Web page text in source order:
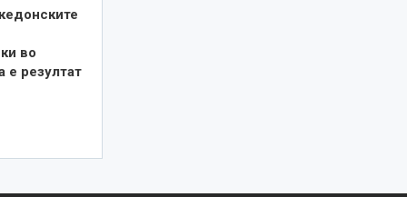
во
е резултат